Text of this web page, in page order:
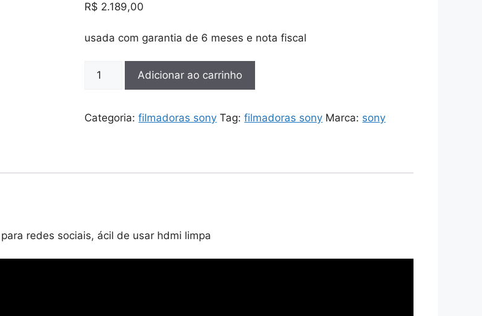
R$ 2.189,00
usada com garantia de 6 meses e nota fiscal
Filmadora
cx260
conteúdo
ácil
Adicionar ao carrinho
Categoria:filmadoras sony Tag:filmadoras sony Marca: sony
redes sociais, ácil de usar hdmi limpa